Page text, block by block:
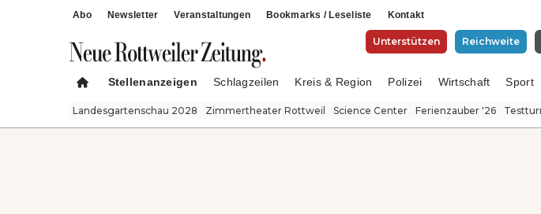
Abo Newsletter Veranstaltungen Bookmarks / Leseliste Kontakt
Unterstützen Reichweite
Stellenanzeigen Schlagzeilen Kreis & Region Polizei Wirtschaft Sport
Landesgartenschau 2028 Zimmertheater Rottweil Science Center Ferienzauber '26